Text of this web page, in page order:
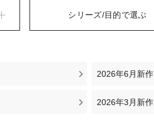
シリーズ/目的で選ぶ
2026年6月新作
2026年3月新作